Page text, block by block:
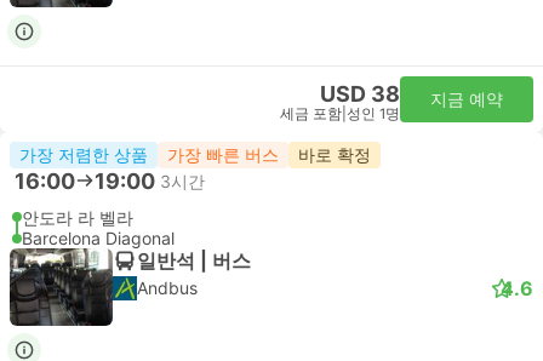
USD 38
세금 포함 성인 1명
지금 예약
가장 저렴한 상품 가장 빠른 버스 바로 확정
16:00 19:00 3시간
안도라 라 벨라
Barcelona Diagonal
일반석 | 버스
Andbus 4.6